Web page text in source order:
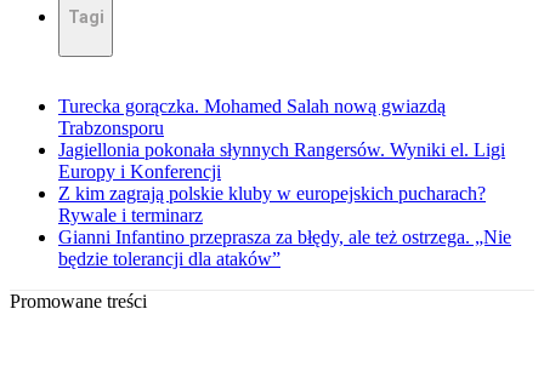
Tagi
Turecka gorączka. Mohamed Salah nową gwiazdą
Trabzonsporu
Jagiellonia pokonała słynnych Rangersów. Wyniki el. Ligi
Europy i Konferencji
Z kim zagrają polskie kluby w europejskich pucharach?
Rywale i terminarz
Gianni Infantino przeprasza za błędy, ale też ostrzega. „Nie
będzie tolerancji dla ataków”
Promowane treści